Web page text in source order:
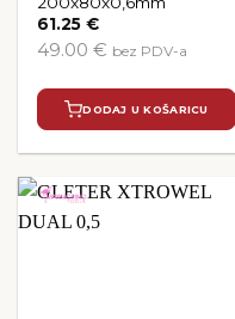
61.25€
49.00 € bez PDV-a
DODAJ U KOŠARICU